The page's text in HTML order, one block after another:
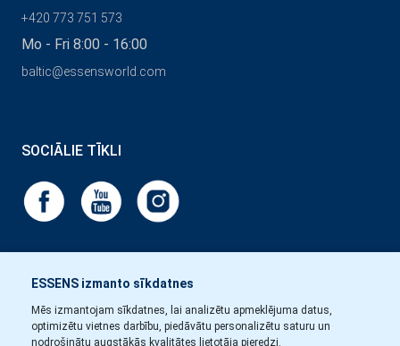
ESSENS izmanto sīkdatnes
Mēs izmantojam sīkdatnes, lai analizētu apmeklējuma datus,
optimizētu vietnes darbību, piedāvātu personalizētu saturu un
nodrošinātu augstākās kvalitātes lietotāja pieredzi.
+420 773 751 573
Mo - Fri 8:00 - 16:00
baltic@essensworld.com
SOCIĀLIE TĪKLI